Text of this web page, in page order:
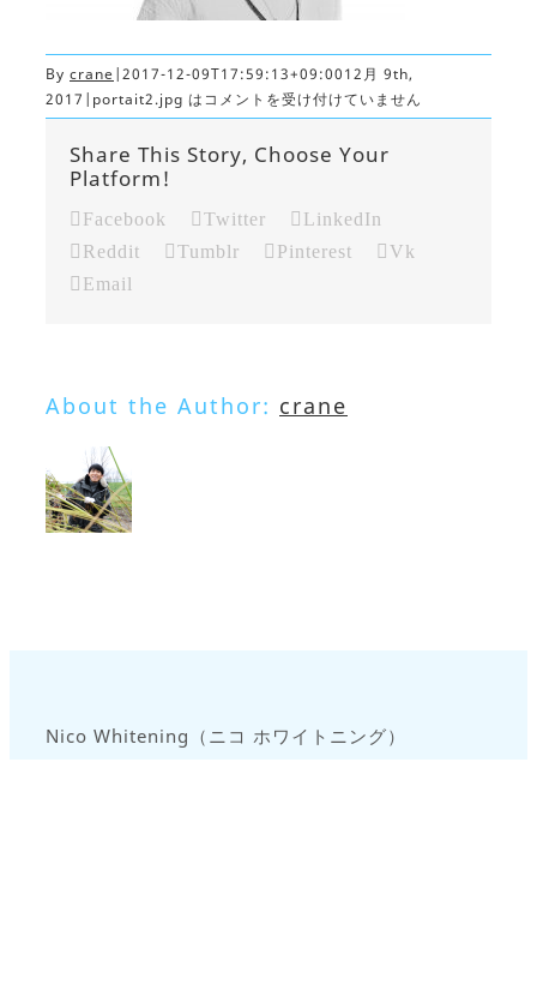
By crane|2017-12-09T17:59:13+09:0012月 9th,
2017 | portait2.jpg はコメントを受け付けていません
Share This Story, Choose Your
Platform!
Facebook Twitter
LinkedIn
Reddit
Tumblr Pinterest
Vk
Email
About the Author: crane
Nico Whitening（ニコ ホワイトニング）